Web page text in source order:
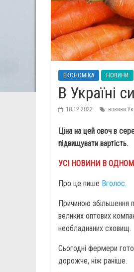
ЕКОНОМІКА НОВИНИ
В Україні
18.12.2022 новини
Ціна на цей овоч в
підвищувати вартість.
УСІ НОВИНИ В
Про це пише Вголос.
Причиною збільшення
великих оптових
необладнаних сховищ.
Сьогодні фермери
дорожче, ніж раніше.